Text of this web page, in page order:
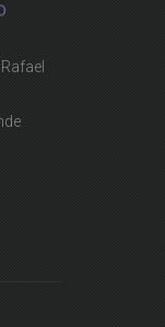
Rafael